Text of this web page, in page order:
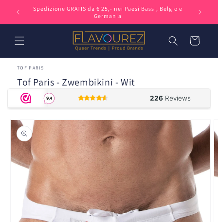
direttamenteSpedizione GRATIS da € 25,- nei Paesi Bassi, Belgio e
Germania
Carrello
TOF PARIS
Tof Paris - Zwembikini - Wit
Passa alle
informazioni
sul prodotto